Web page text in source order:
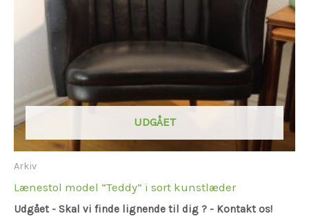
UDGÅET
Arkiv
Lænestol model “Teddy” i sort kunstlæder
Udgået - Skal vi finde lignende til dig ? - Kontakt os!